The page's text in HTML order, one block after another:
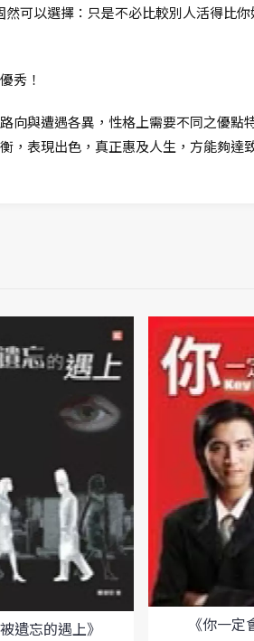
可以選擇：只是不必比較別人活得比
秀！
向與遭遇各異，性格上需要不同之優
，表現出色，真正惠及人生，方能夠達
遺忘的遇上》
《你一定